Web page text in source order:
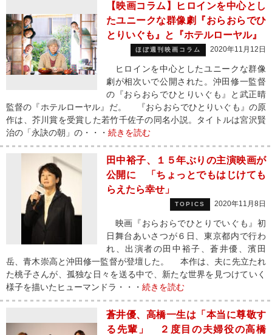
【映画コラム】ヒロインを中心とし
たユニークな群像劇『おらおらでひ
とりいぐも』と『ホテルローヤル』
ほぼ週刊映画コラム 2020年11月12日
ヒロインを中心としたユニークな群像
劇が相次いで公開された。沖田修一監督
の『おらおらでひとりいぐも』と武正晴
監督の『ホテルローヤル』だ。 『おらおらでひとりいぐも』の原
作は、芥川賞を受賞した若竹千佐子の同名小説。タイトルは宮沢賢
治の「永訣の朝」の・・・ 続きを読む
田中裕子、１５年ぶりの主演映画が
公開に 「ちょっとでもはじけても
らえたら幸せ」
TOPICS 2020年11月8日
映画『おらおらでひとりでいぐも』初
日舞台あいさつが６日、東京都内で行わ
れ、出演者の田中裕子、蒼井優、濱田
岳、青木崇高と沖田修一監督が登壇した。 本作は、夫に先立たれ
た桃子さんが、孤独な日々を送る中で、新たな世界を見つけていく
様子を描いたヒューマンドラ・・・ 続きを読む
蒼井優、高橋一生は「本当に尊敬す
る先輩」 ２度目の夫婦役の高橋